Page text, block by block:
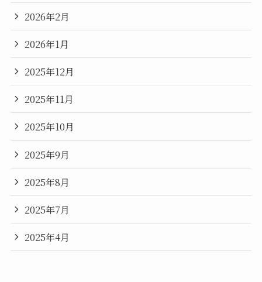
2026年2月
2026年1月
2025年12月
2025年11月
2025年10月
2025年9月
2025年8月
2025年7月
2025年4月